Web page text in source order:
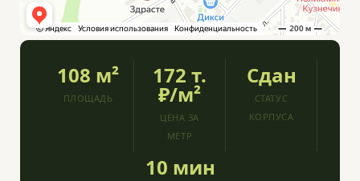
108 м²
ПЛОЩАДЬ
172 т.
₽/м²
ЦЕНА ЗА
МЕТР
Сдан
СТАТУС
КОРПУСА
10 мин